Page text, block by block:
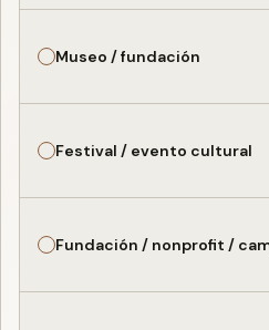
Museo / fundación
Festival / evento cultural
Fundación / nonprofit /